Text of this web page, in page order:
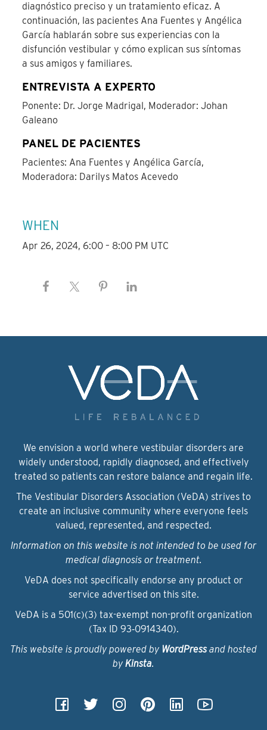
diagnóstico preciso y un tratamiento eficaz. A
continuación, las pacientes Ana Fuentes y Angélica
García hablarán sobre sus experiencias con la
disfunción vestibular y cómo explican sus síntomas
a sus amigos y familiares.
ENTREVISTA A EXPERTO
Ponente: Dr. Jorge Madrigal, Moderador: Johan
Galeano
PANEL DE PACIENTES
Pacientes: Ana Fuentes y Angélica García,
Moderadora: Darilys Matos Acevedo
WHEN
Apr 26, 2024, 6:00 – 8:00 PM UTC
We envision a world where vestibular disorders are
widely understood, rapidly diagnosed, and effectively
treated so patients can restore balance and regain life.
The Vestibular Disorders Association (VeDA) strives to
create an inclusive community where everyone feels
valued, represented, and respected.
Information on this website is not intended to be used for
medical diagnosis or treatment.
VeDA does not specifically endorse any product or
service advertised on this site.
VeDA is a 501(c)(3) tax-exempt non-profit organization
(Tax ID 93‑0914340).
This website is proudly powered by WordPressand hosted
by Kinsta.